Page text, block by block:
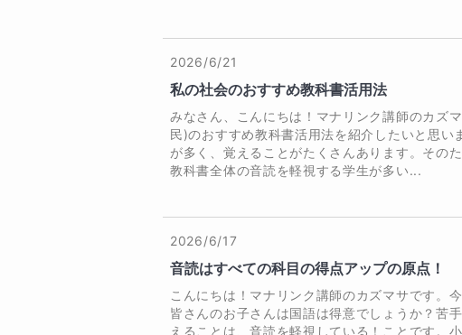
【職歴】
・平成  9年～平成10年　明光義塾観音寺
・平成17年～平成18年　東進衛星予備校
・平成18年～平成19年　穴吹進学ゼミナ
語)を
担当。
2026/6/21
私の社会のおすすめ教科書活用法
みなさん、こんにちは！マナリンク講師のカズ
民)のおすすめ教科書活用法を紹介したいと思
が多く、覚えることがたくさんあります。その
教科書全体の音読を軽視する学生が多い...
2026/6/17
音読はすべての科目の得点アップの原点！
こんにちは！マナリンク講師のカズマサです。
皆さんのお子さんは国語は得意でしょうか？苦
えることは、音読を軽視している！ことです。